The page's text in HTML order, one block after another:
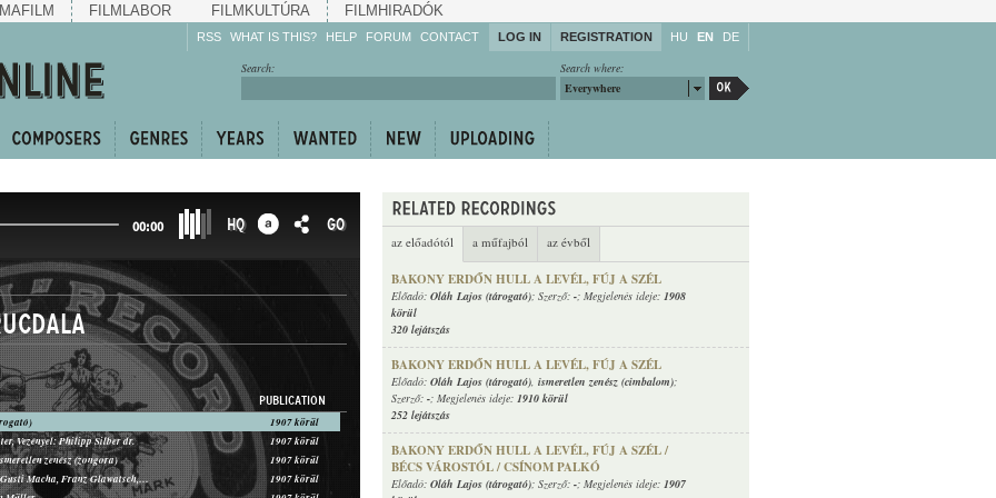
MAFILM FILMLABOR FILMKULTÚRA FILMHIRADÓK
RSS WHAT IS THIS? HELP
Enrich!
Share!
FORUM CONTACT LOG IN REGISTRATION HU EN DE
Search where:
Everywhere
Search:
az előadótól a műfajból az évből
BAKONY ERDŐN HULL A LEVÉL, FÚJ A SZÉL
Előadó: Oláh Lajos (tárogató); Szerző: -; Megjelenés ideje: 1908
körül
320 lejátszás
BAKONY ERDŐN HULL A LEVÉL, FÚJ A SZÉL
Előadó: Oláh Lajos (tárogató), ismeretlen zenész (cimbalom);
Szerző: -; Megjelenés ideje: 1910 körül
252 lejátszás
BAKONY ERDŐN HULL A LEVÉL, FÚJ A SZÉL /
BÉCS VÁROSTÓL / CSÍNOM PALKÓ
Előadó: Oláh Lajos (tárogató); Szerző: -; Megjelenés ideje: 1907
00:00 HQ GO
PUBLICATION
1907 körül
Vezényel: Philipp Silber dr.
1907 körül
zenész (zongora)
1907 körül
Käthe Hansen, Gusti Macha, Franz Glawatsch, ismeretlen zenekar
1907 körül